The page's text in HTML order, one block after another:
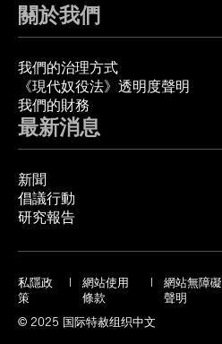
關於我們
我們的治理方式
《現代奴役法》透明度聲明
我們的財務
最新消息
新聞
倡議行動
研究報告
私隱政
策
網站使用
條款
網站無障礙
聲明
© 2025 国际特赦组织中文